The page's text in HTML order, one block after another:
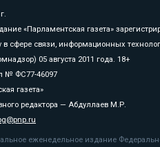
«Парламентская газета»
в сфере связи, информационных
05 августа 2011 года. 18+
№ ФС77-46097
газета»
редактора — Абдуллаев М.Р.
еженедельное издание